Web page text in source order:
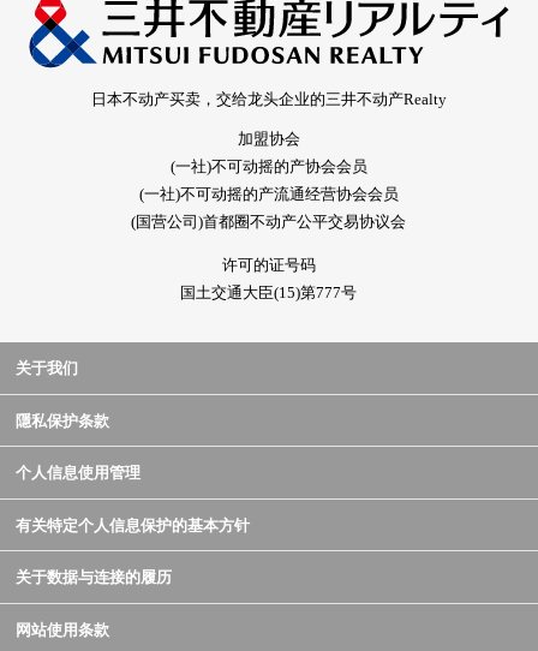
日本不动产买卖，交给龙头企业的三井不动产Realty
加盟协会
(一社)不可动摇的产协会会员
(一社)不可动摇的产流通经营协会会员
(国营公司)首都圈不动产公平交易协议会
许可的证号码
国土交通大臣(15)第777号
关于我们
隱私保护条款
个人信息使用管理
有关特定个人信息保护的基本方针
关于数据与连接的履历
网站使用条款